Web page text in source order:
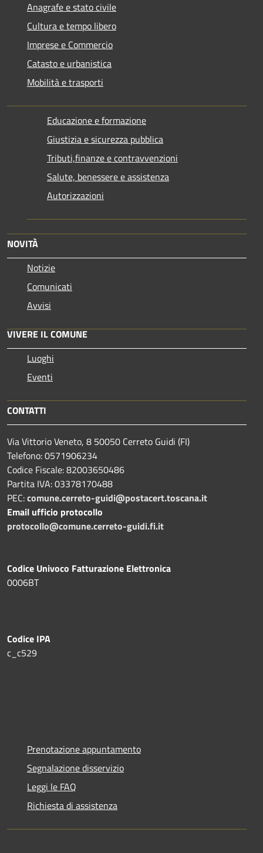
Anagrafe e stato civile
Cultura e tempo libero
Imprese e Commercio
Catasto e urbanistica
Mobilità e trasporti
Educazione e formazione
Giustizia e sicurezza pubblica
Tributi,finanze e contravvenzioni
Salute, benessere e assistenza
Autorizzazioni
NOVITÀ
Notizie
Comunicati
Avvisi
VIVERE IL COMUNE
Luoghi
Eventi
CONTATTI
Via Vittorio Veneto, 8 50050 Cerreto Guidi (FI)
Telefono: 0571906234
Codice Fiscale: 82003650486
Partita IVA: 03378170488
PEC:comune.cerreto-guidi@postacert.toscana.it
Email ufficio protocollo
protocollo@comune.cerreto-guidi.fi.it
Codice Univoco Fatturazione Elettronica
0006BT
Codice IPA
c_c529
Prenotazione appuntamento
Segnalazione disservizio
Leggi le FAQ
Richiesta di assistenza